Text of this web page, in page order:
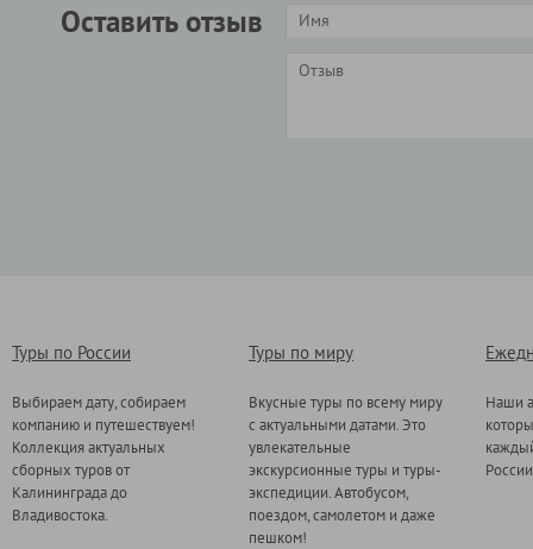
Оставить отзыв
Туры по России
Выбираем дату, собираем
компанию и путешествуем!
Коллекция актуальных
сборных туров от
Калининграда до
Владивостока.
Туры по миру
Вкусные туры по всему миру
с актуальными датами. Это
увлекательные
экскурсионные туры и туры-
экспедиции. Автобусом,
поездом, самолетом и даже
пешком!
Наши